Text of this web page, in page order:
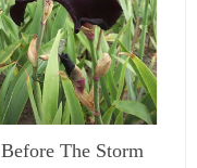
Before The Storm